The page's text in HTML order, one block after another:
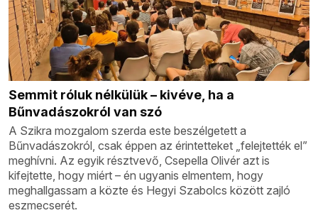
Semmit róluk nélkülük – kivéve, ha a
Bűnvadászokról van szó
A Szikra mozgalom szerda este beszélgetett a
Bűnvadászokról, csak éppen az érintetteket „felejtették el”
meghívni. Az egyik résztvevő, Csepella Olivér azt is
kifejtette, hogy miért – én ugyanis elmentem, hogy
meghallgassam a közte és Hegyi Szabolcs között zajló
eszmecserét.